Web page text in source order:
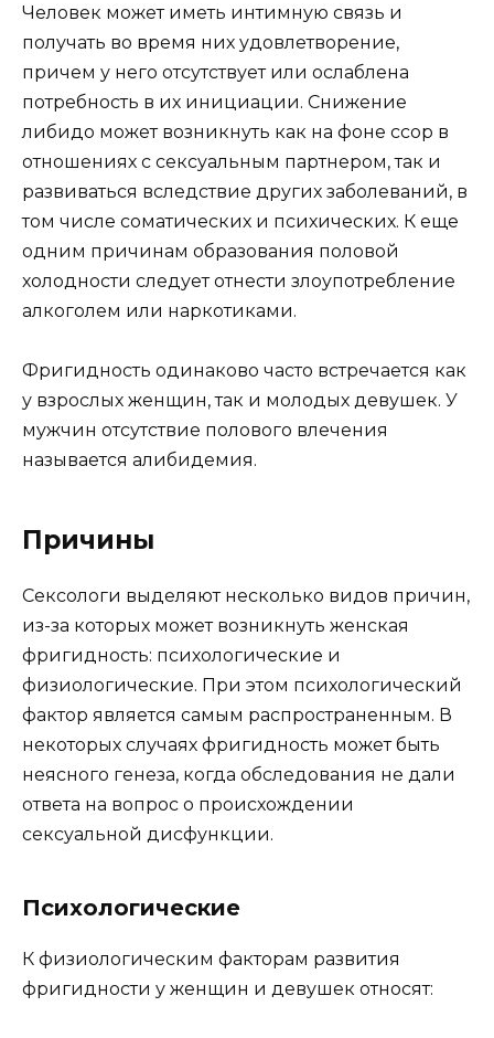
Человек может иметь интимную связь и
получать во время них удовлетворение,
причем у него отсутствует или ослаблена
потребность в их инициации. Снижение
либидо может возникнуть как на фоне ссор в
отношениях с сексуальным партнером, так и
развиваться вследствие других заболеваний, в
том числе соматических и психических. К еще
одним причинам образования половой
холодности следует отнести злоупотребление
алкоголем или наркотиками.
Фригидность одинаково часто встречается как
у взрослых женщин, так и молодых девушек. У
мужчин отсутствие полового влечения
называется алибидемия.
Причины
Сексологи выделяют несколько видов причин,
из-за которых может возникнуть женская
фригидность: психологические и
физиологические. При этом психологический
фактор является самым распространенным. В
некоторых случаях фригидность может быть
неясного генеза, когда обследования не дали
ответа на вопрос о происхождении
сексуальной дисфункции.
Психологические
К физиологическим факторам развития
фригидности у женщин и девушек относят: